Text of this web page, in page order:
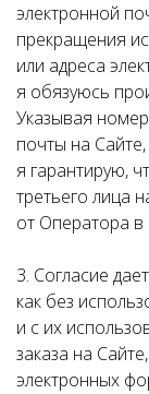
электронной
прекращения
или адреса
я обязуюсь
Указывая
почты на
я гарантирую,
третьего лица
от Оператора в
3. Согласие
как без
и с их
заказа на
электронных